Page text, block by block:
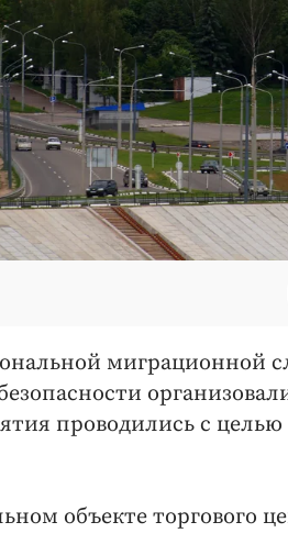
миграционной
проводились с
объекте торгового